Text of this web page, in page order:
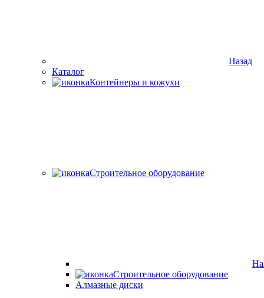
Назад
Каталог
Контейнеры и кожухи
Строительное оборудование
Строительное оборудование
Алмазные диски